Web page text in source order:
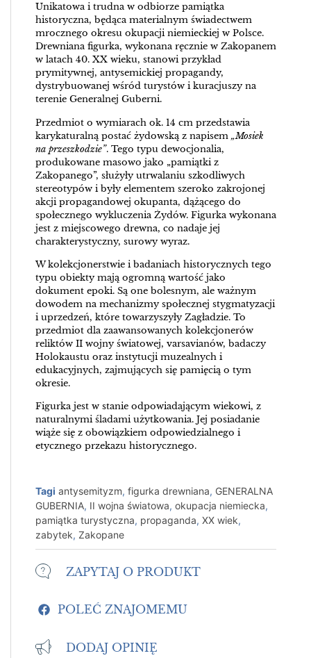
Unikatowa i trudna w odbiorze pamiątka
historyczna, będąca materialnym świadectwem
mrocznego okresu okupacji niemieckiej w Polsce.
Drewniana figurka, wykonana ręcznie w Zakopanem
w latach 40. XX wieku, stanowi przykład
prymitywnej, antysemickiej propagandy,
dystrybuowanej wśród turystów i kuracjuszy na
terenie Generalnej Guberni.
Przedmiot o wymiarach ok. 14 cm przedstawia
karykaturalną postać żydowską z napisem „Mosiek
na przeszkodzie”. Tego typu dewocjonalia,
produkowane masowo jako „pamiątki z
Zakopanego”, służyły utrwalaniu szkodliwych
stereotypów i były elementem szeroko zakrojonej
akcji propagandowej okupanta, dążącego do
społecznego wykluczenia Żydów. Figurka wykonana
jest z miejscowego drewna, co nadaje jej
charakterystyczny, surowy wyraz.
W kolekcjonerstwie i badaniach historycznych tego
typu obiekty mają ogromną wartość jako
dokument epoki. Są one bolesnym, ale ważnym
dowodem na mechanizmy społecznej stygmatyzacji
i uprzedzeń, które towarzyszyły Zagładzie. To
przedmiot dla zaawansowanych kolekcjonerów
reliktów II wojny światowej, varsavianów, badaczy
Holokaustu oraz instytucji muzealnych i
edukacyjnych, zajmujących się pamięcią o tym
okresie.
Figurka jest w stanie odpowiadającym wiekowi, z
naturalnymi śladami użytkowania. Jej posiadanie
wiąże się z obowiązkiem odpowiedzialnego i
etycznego przekazu historycznego.
Tagi antysemityzm, figurka drewniana, GENERALNA
GUBERNIA, II wojna światowa, okupacja niemiecka,
pamiątka turystyczna, propaganda, XX wiek,
zabytek, Zakopane
ZAPYTAJ O PRODUKT
POLEĆ ZNAJOMEMU
DODAJ OPINIĘ